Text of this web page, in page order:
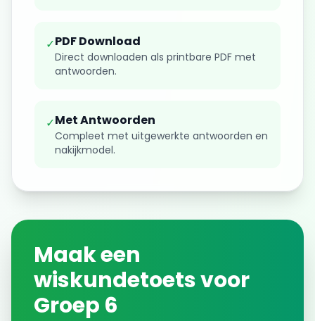
✓PDF Download
Direct downloaden als printbare PDF met
antwoorden.
✓Met Antwoorden
Compleet met uitgewerkte antwoorden en
nakijkmodel.
Maak een
wiskundetoets voor
Groep 6